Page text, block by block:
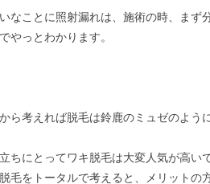
なことに照射漏れは、施術の時、まず
やっとわかります。
ら考えれば脱毛は鈴鹿のミュゼのよう
ちにとってワキ脱毛は大変人気が高い
毛をトータルで考えると、メリットの